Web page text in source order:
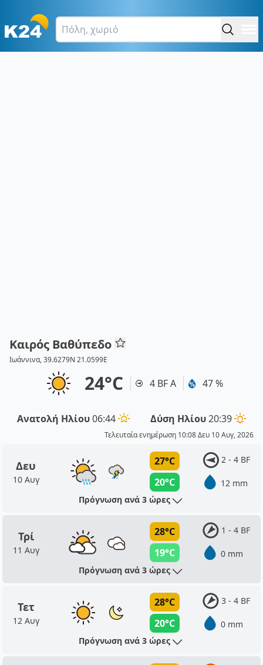
Καιρός Βαθύπεδο
Ιωάννινα, 39.6279N 21.0599E
24°C 4 BF Α 47 %
Ανατολή Ηλίου06:44 Δύση Ηλίου20:39
Τελευταία ενημέρωση 10:08 Δευ 10 Αυγ, 2026
Δευ
10 Αυγ
27°C
20°C
2 - 4 BF
12 mm
Πρόγνωση ανά 3 ώρες
Τρί
11 Αυγ
28°C
19°C
1 - 4 BF
0 mm
Πρόγνωση ανά 3 ώρες
Τετ
12 Αυγ
28°C
20°C
3 - 4 BF
0 mm
Πρόγνωση ανά 3 ώρες